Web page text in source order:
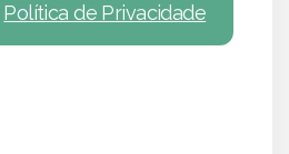
Política de Privacidade